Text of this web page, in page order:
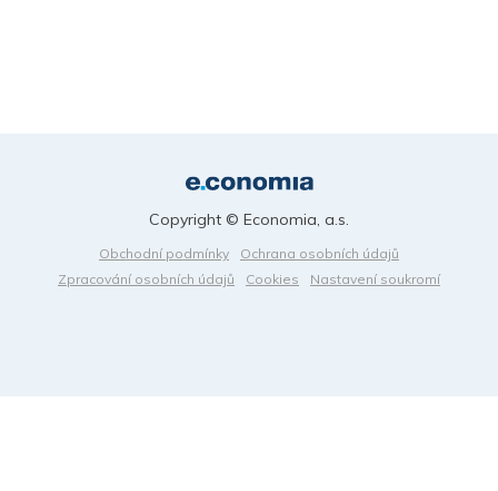
Obchodní podmínky
Ochrana osobních údajů
Zpracování osobních údajů
Cookies Nastavení soukromí
Copyright © Economia, a.s.